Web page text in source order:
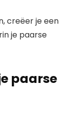
creëer je een
je paarse
paarse